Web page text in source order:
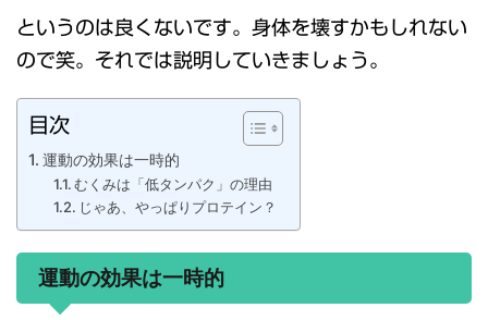
というのは良くないです。身体を壊すかもしれない
ので笑。それでは説明していきましょう。
目次
運動の効果は一時的
むくみは「低タンパク」の理由
じゃあ、やっぱりプロテイン？
運動の効果は一時的